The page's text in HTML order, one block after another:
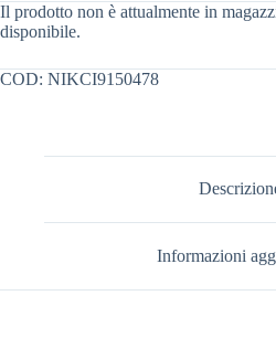
Il prodotto non è attualmente in
disponibile.
COD: NIKCI9150478
Informazioni